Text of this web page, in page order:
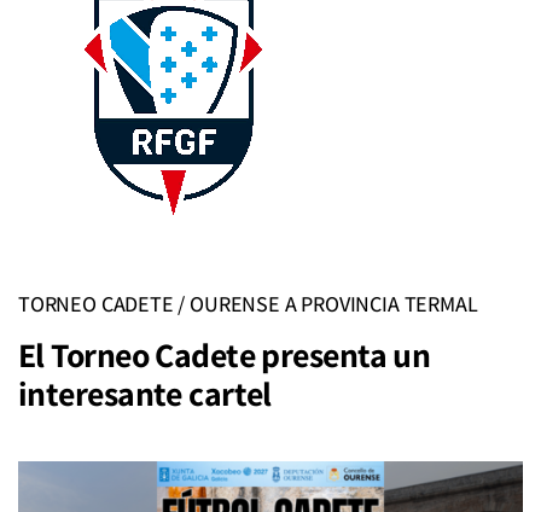
TORNEO CADETE / OURENSE A PROVINCIA TERMAL
El Torneo Cadete presenta un
interesante cartel